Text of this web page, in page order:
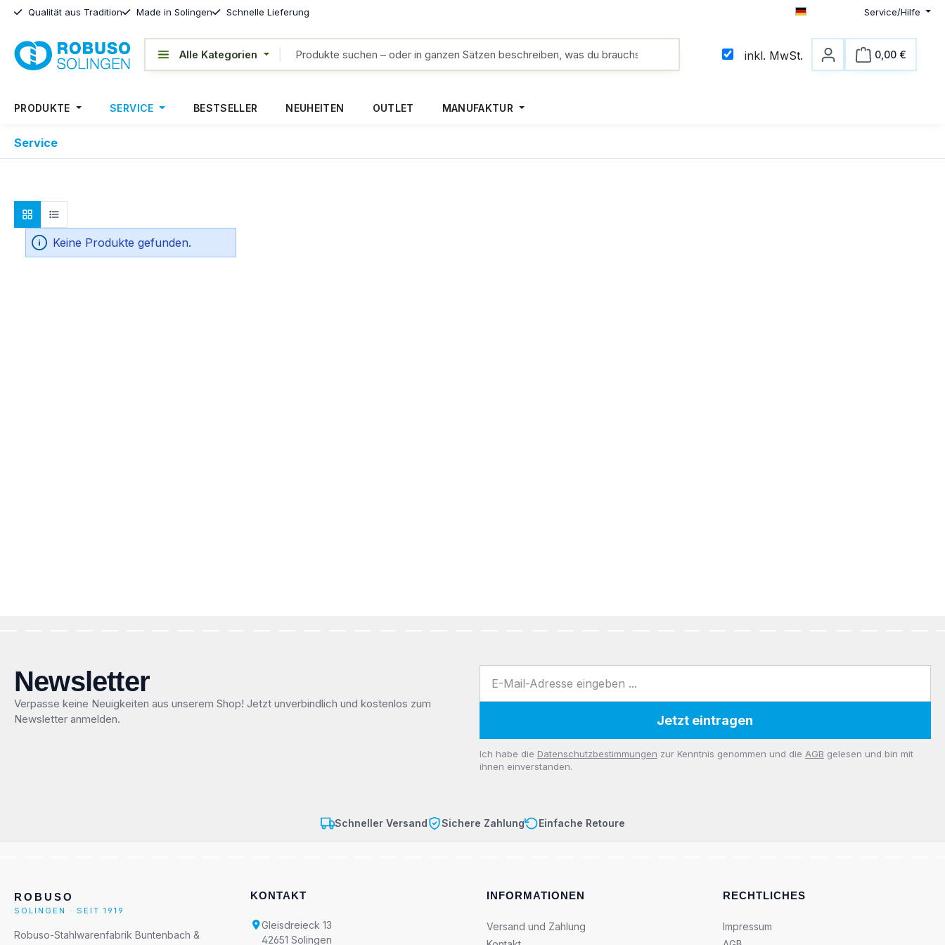
Qualität aus Tradition Made in Solingen Schnelle Lieferung Service/Hilfe
inkl. MwSt. 0,00 €
PRODUKTE SERVICE BESTSELLER NEUHEITEN OUTLET MANUFAKTUR
Service
Keine Produkte gefunden.
Newsletter
Verpasse keine Neuigkeiten aus unserem Shop! Jetzt unverbindlich und kostenlos zum
Newsletter anmelden.
Jetzt eintragen
Datenschutz
Ich habe die Datenschutzbestimmungen zur Kenntnis genommen und die AGB gelesen und bin mit
ihnen einverstanden.
Schneller Versand Sichere Zahlung Einfache Retoure
ROBUSO
SOLINGEN · SEIT 1919
Robuso-Stahlwarenfabrik Buntenbach &
KONTAKT
Gleisdreieck 13
42651 Solingen
INFORMATIONEN
Versand und Zahlung
RECHTLICHES
Impressum